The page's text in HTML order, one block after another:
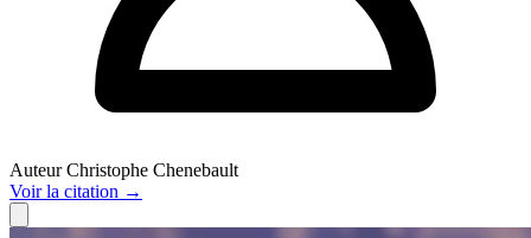
Auteur Christophe Chenebault
Voirla citation →